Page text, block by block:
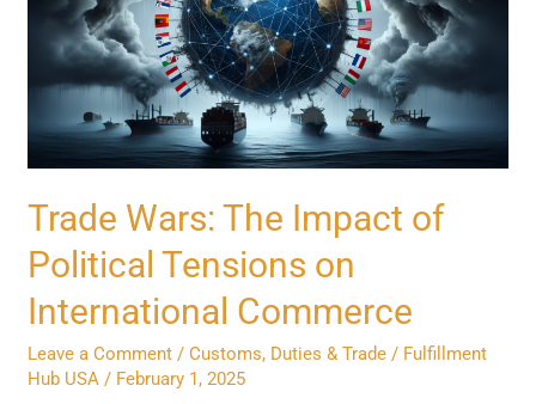
Trade Wars: The Impact of
Political Tensions on
International Commerce
Leave a Comment /Customs, Duties & Trade / Fulfillment
Hub USA/ February 1, 2025
Political
Tensions
International
Commerce